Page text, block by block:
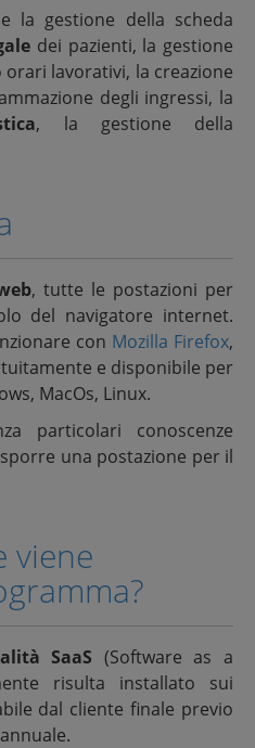
la gestione della scheda
dei pazienti, la gestione
orari lavorativi, la creazione
degli ingressi, la
, la gestione della
, tutte le postazioni per
del navigatore internet.
con Mozilla Firefox,
e disponibile per
MacOs, Linux.
particolari conoscenze
una postazione per il
viene
SaaS (Software as a
risulta installato sui
dal cliente finale previo